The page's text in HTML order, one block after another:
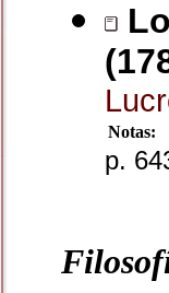
Notas:
p.